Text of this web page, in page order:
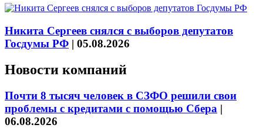
Никита Сергеев снялся с выборов депутатов
Госдумы РФ | 05.08.2026
Новости компаний
Почти 8 тысяч человек в СЗФО решили свои
проблемы с кредитами с помощью Сбера |
06.08.2026